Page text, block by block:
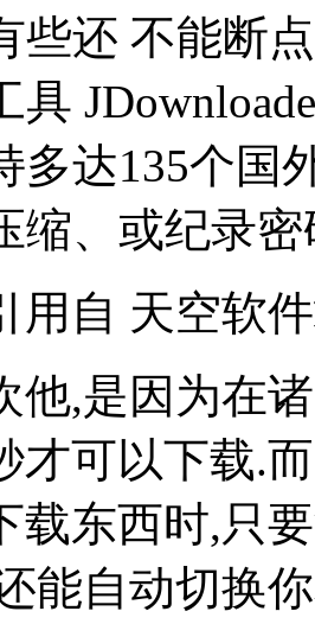
些还 不能断
具
多达135个国
缩、或纪录
用自 天空软
他,是因为在
才可以下载.
载东西时,只
能自动切换